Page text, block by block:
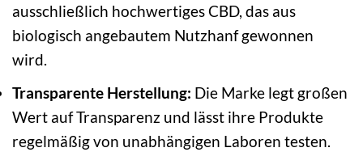
ausschließlich hochwertiges CBD, das aus
biologisch angebautem Nutzhanf gewonnen
wird.
Transparente Herstellung: Die Marke legt großen
Wert auf Transparenz und lässt ihre Produkte
regelmäßig von unabhängigen Laboren testen.